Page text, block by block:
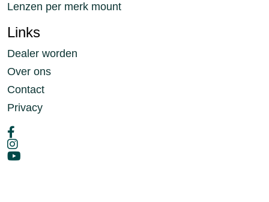
Lenzen per merk mount
Links
Dealer worden
Over ons
Contact
Privacy